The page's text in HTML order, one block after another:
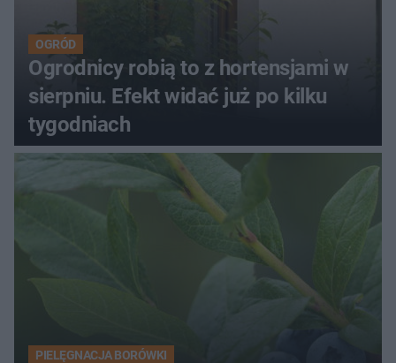
OGRÓD
Ogrodnicy robią to z hortensjami w
sierpniu. Efekt widać już po kilku
tygodniach
PIELĘGNACJA BORÓWKI